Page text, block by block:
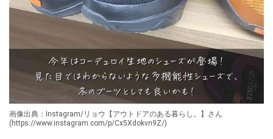
画像出典：Instagram/リョウ【アウトドアのある暮らし。】さん
(https://www.instagram.com/p/Cx5Xdokvn9Z/)